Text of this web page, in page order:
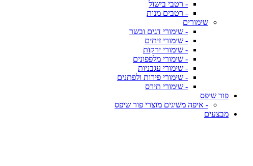
- רטבי בישול
- רטבים מנות
שימורים
- שימורי דגים ובשר
- שימורי זיתים
- שימורי ירקות
- שימורי מלפפונים
- שימורי עגבניות
- שימורי פירות ולפתנים
- שימורי תירס
פור שיפס
- איפה משיגים מוצרי פור שיפס
מבצעים